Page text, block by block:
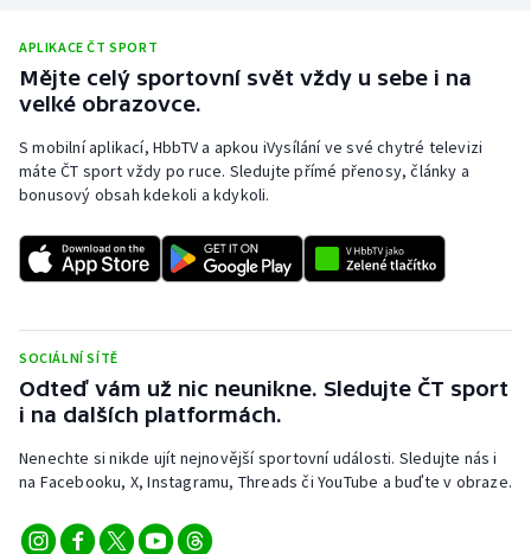
APLIKACE ČT SPORT
Mějte celý sportovní svět vždy u sebe i na
velké obrazovce.
S mobilní aplikací, HbbTV a apkou iVysílání ve své chytré televizi
máte ČT sport vždy po ruce. Sledujte přímé přenosy, články a
bonusový obsah kdekoli a kdykoli.
SOCIÁLNÍ SÍTĚ
Odteď vám už nic neunikne. Sledujte ČT sport
i na dalších platformách.
Nenechte si nikde ujít nejnovější sportovní události. Sledujte nás i
na Facebooku, X, Instagramu, Threads či YouTube a buďte v obraze.